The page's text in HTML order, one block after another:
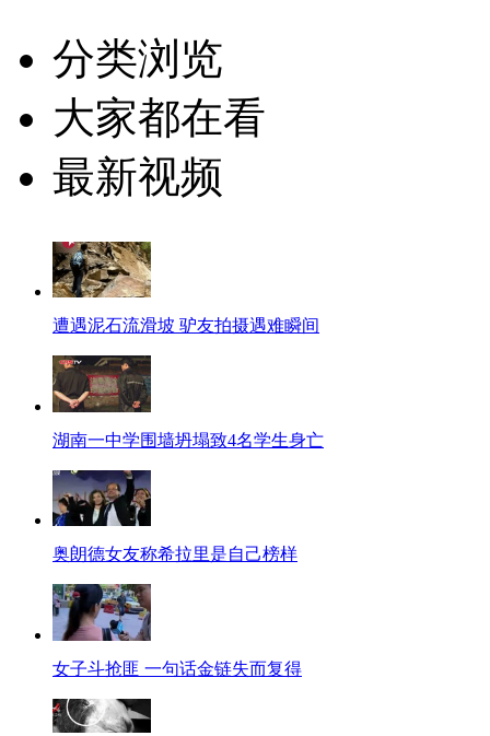
分类浏览
大家都在看
最新视频
遭遇泥石流滑坡 驴友拍摄遇难瞬间
湖南一中学围墙坍塌致4名学生身亡
奥朗德女友称希拉里是自己榜样
女子斗抢匪 一句话金链失而复得